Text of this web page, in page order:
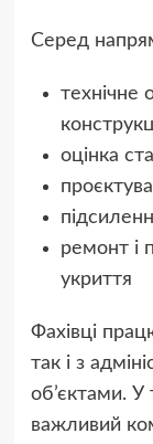
Серед
технічне
оцінка
ремонт і
укриття
Фахівці
так і з
об’єктами. У
важливий